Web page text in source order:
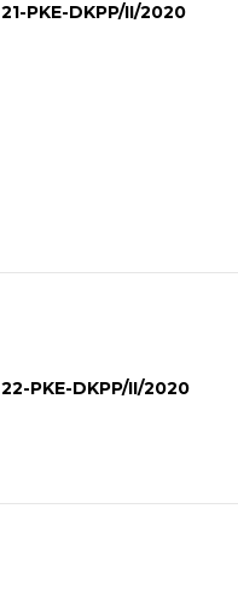
21-PKE-DKPP/II/2020
22-PKE-DKPP/II/2020